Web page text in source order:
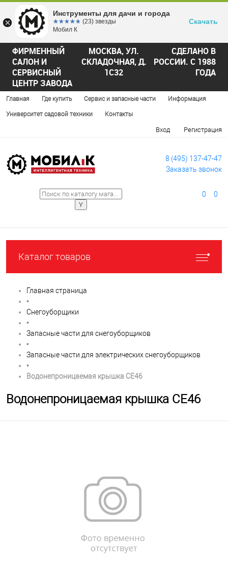
ФИРМЕННЫЙ
САЛОН И
СЕРВИСНЫЙ
ЦЕНТР ЗАВОДА
МОСКВА, УЛ.
СКЛАДОЧНАЯ, Д.
1С32
СДЕЛАНО В
РОССИИ. С 1988
ГОДА
Главная Где купить Сервис и запасные части Информация
Университет садовой техники Контакты
Вход Регистрация
8 (495) 137-47-47
Заказать звонок
0 0
Каталог товаров
Главная страница
•
Снегоуборщики
•
Запасные части для снегоуборщиков
•
Запасные части для электрических снегоуборщиков
•
Водонепроницаемая крышка CE46
Водонепроницаемая крышка CE46
Инструменты для дачи и города
☆☆☆☆☆
★★★★★ (23) звезды
Мобил К
Скачать